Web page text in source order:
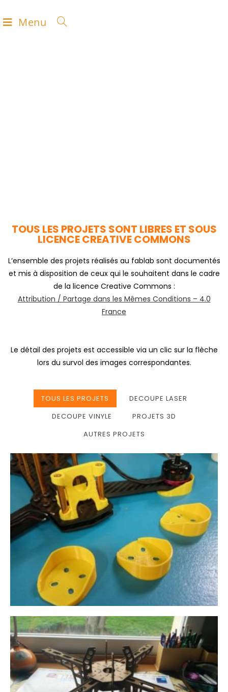
Menu
TOUS LES PROJETS SONT LIBRES ET SOUS
LICENCE CREATIVE COMMONS
L’ensemble des projets réalisés au fablab sont documentés
et mis à disposition de ceux qui le souhaitent dans le cadre
de la licence Creative Commons :
Attribution / Partage dans les Mêmes Conditions – 4.0
France
Le détail des projets est accessible via un clic sur la flèche
lors du survol des images correspondantes.
TOUS LES PROJETS
DECOUPE LASER
DECOUPE VINYLE
PROJETS 3D
AUTRES PROJETS